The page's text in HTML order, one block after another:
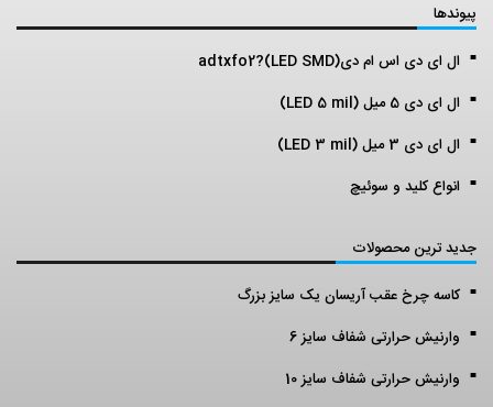
پیوندها
ال ای دی اس ام دی(LED SMD)?adtxfo2
ال ای دی 5 میل (LED 5 mil)
ال ای دی 3 میل (LED 3 mil)
انواع کلید و سوئیچ
جدید ترین محصولات
کاسه چرخ عقب آریسان یک سایز بزرگ
وارنیش حرارتی شفاف سایز 6
وارنیش حرارتی شفاف سایز 10